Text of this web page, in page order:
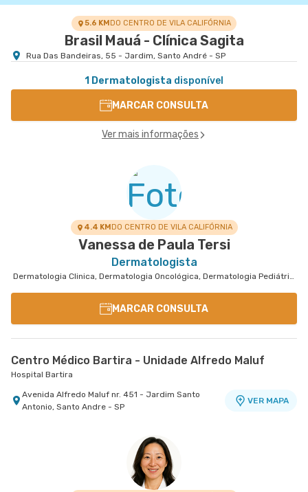
5.6 KMDO CENTRO DE VILA CALIFÓRNIA
Brasil Mauá - Clínica Sagita
Rua Das Bandeiras, 55 - Jardim, Santo André - SP
1 Dermatologista disponível
MARCAR CONSULTA
Ver mais informações
4.4 KMDO CENTRO DE VILA CALIFÓRNIA
Vanessa de Paula Tersi
Dermatologista
Dermatologia Clinica, Dermatologia Oncológica, Dermatologia Pediátrica
MARCAR CONSULTA
Centro Médico Bartira - Unidade Alfredo Maluf
Hospital Bartira
Avenida Alfredo Maluf nr. 451 - Jardim Santo
Antonio, Santo Andre - SP
VER MAPA